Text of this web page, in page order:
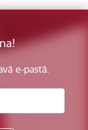
e-pastā.